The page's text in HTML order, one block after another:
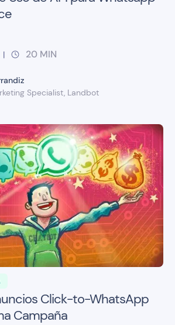
| 20 MIN
Specialist, Landbot
Click-to-WhatsApp
Campaña